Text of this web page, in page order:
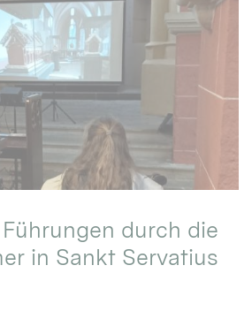
durch die
in Sankt Servatius